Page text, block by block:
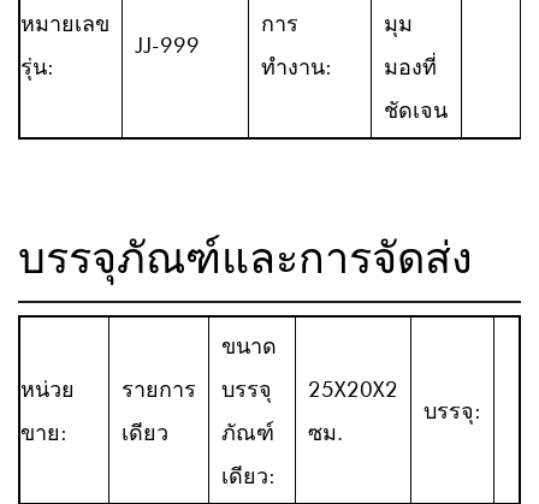
หมายเลข
รุ่น:
JJ-999
การ
ทำงาน:
มุม
มองที่
ชัดเจน
บรรจุภัณฑ์และการจัดส่ง
หน่วย
ขาย:
รายการ
เดียว
ขนาด
บรรจุ
ภัณฑ์
เดียว:
25X20X2
ซม.
บรรจุ: